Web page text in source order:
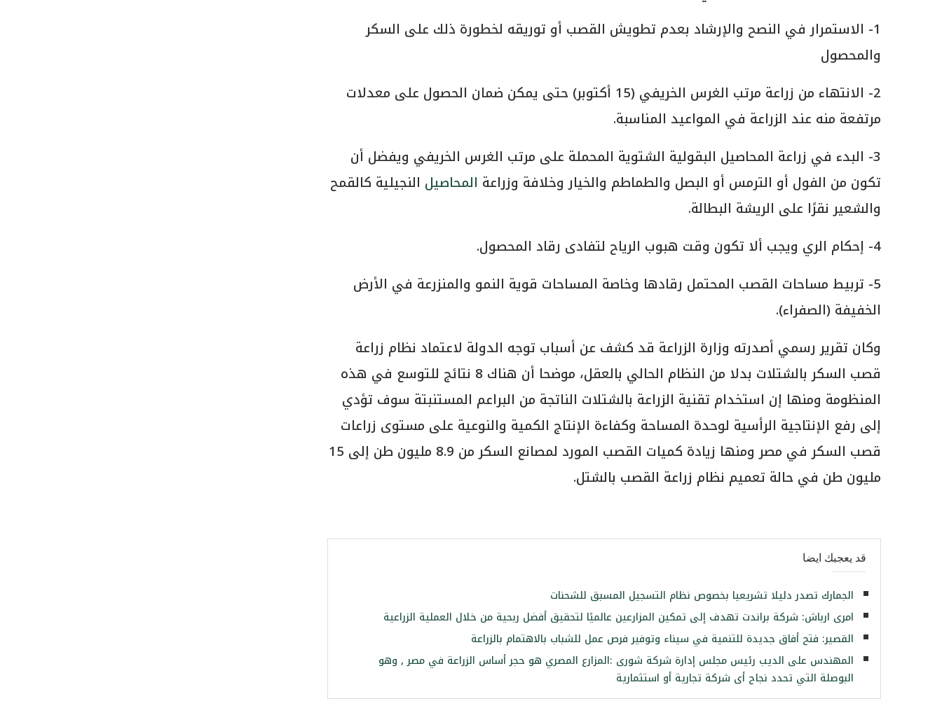
1- الاستمرار في النصح والإرشاد بعدم تطويش القصب أو توريقه لخطورة ذلك على السكر
والمحصول
2- الانتهاء من زراعة مرتب الغرس الخريفي (15 أكتوبر) حتى يمكن ضمان الحصول على معدلات
مرتفعة منه عند الزراعة في المواعيد المناسبة.
3- البدء في زراعة المحاصيل البقولية الشتوية المحملة على مرتب الغرس الخريفي ويفضل أن
تكون من الفول أو الترمس أو البصل والطماطم والخيار وخلافة وزراعة المحاصيل النجيلية كالقمح
والشعير نقرًا على الريشة البطالة.
4- إحكام الري ويجب ألا تكون وقت هبوب الرياح لتفادى رقاد المحصول.
5- تربيط مساحات القصب المحتمل رقادها وخاصة المساحات قوية النمو والمنزرعة في الأرض
الخفيفة (الصفراء).
وكان تقرير رسمي أصدرته وزارة الزراعة قد كشف عن أسباب توجه الدولة لاعتماد نظام زراعة
قصب السكر بالشتلات بدلا من النظام الحالي بالعقل، موضحا أن هناك 8 نتائج للتوسع في هذه
المنظومة ومنها إن استخدام تقنية الزراعة بالشتلات الناتجة من البراعم المستنبتة سوف تؤدي
إلى رفع الإنتاجية الرأسية لوحدة المساحة وكفاءة الإنتاج الكمية والنوعية على مستوى زراعات
قصب السكر في مصر ومنها زيادة كميات القصب المورد لمصانع السكر من 8.9 مليون طن إلى 15
مليون طن في حالة تعميم نظام زراعة القصب بالشتل.
قد يعجبك ايضا
الجمارك تصدر دليلا تشريعيا بخصوص نظام التسجيل المسبق للشحنات
امرى ارباش: شركة براندت تهدف إلى تمكين المزارعين عالميًا لتحقيق أفضل ربحية من خلال العملية الزراعية
القصير: فتح أفاق جديدة للتنمية في سيناء وتوفير فرص عمل للشباب بالاهتمام بالزراعة
المهندس على الديب رئيس مجلس إدارة شركة شورى :المزارع المصري هو حجر أساس الزراعة في مصر , وهو
البوصلة التي تحدد نجاح أى شركة تجارية أو استثمارية